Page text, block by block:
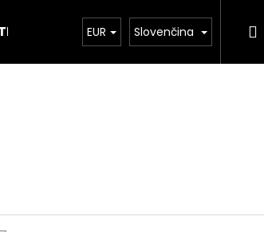
O NÁS
EUR Slovenčina